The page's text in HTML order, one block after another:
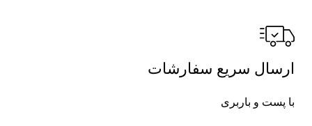
ارسال سریع سفارشات
با پست و باربری